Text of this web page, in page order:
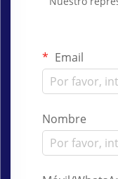
Email
Nombre